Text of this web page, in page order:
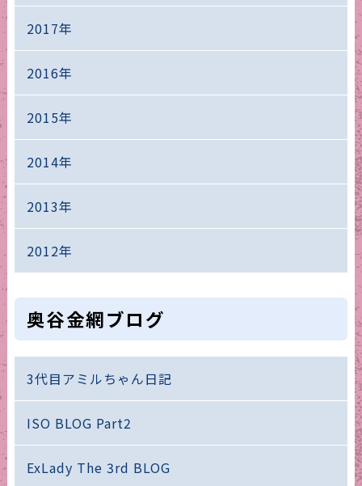
2017年
2016年
2015年
2014年
2013年
2012年
奥谷金網ブログ
3代目アミルちゃん日記
ISO BLOG Part2
ExLady The 3rd BLOG